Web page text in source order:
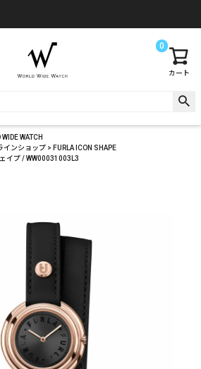
カート
0
WATCH
インショップ
FURLA ICON SHAPE
イプ / WW00031003L3